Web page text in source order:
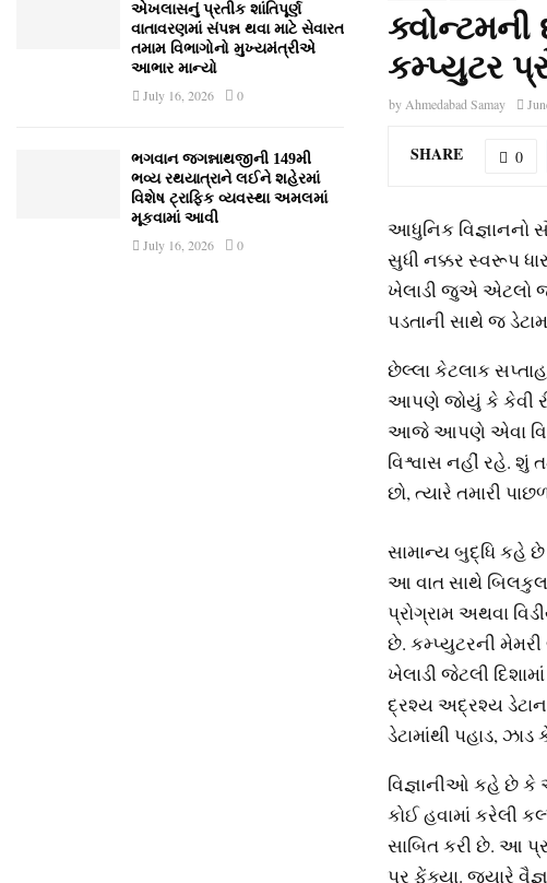
કમ્પ્યુટર
by Ahmedabad Samay
SHARE 0
આધુનિક વિજ્ઞાનનો
સુધી નક્કર સ્વરૂપ
ખેલાડી જુએ એટલો
પડતાની સાથે જ
છેલ્લા કેટલાક
આપણે જોયું કે કેવી
આજે આપણે એવા
વિશ્વાસ નહીં રહે. શું
છો, ત્યારે તમારી
સામાન્ય બુદ્ધિ કહે છે
આ વાત સાથે
પ્રોગ્રામ અથવા
છે. કમ્પ્યુટરની
ખેલાડી જેટલી
દ્રશ્ય અદ્રશ્ય
ડેટામાંથી પહાડ,
વિજ્ઞાનીઓ કહે છે
કોઈ હવામાં કરેલી
સાબિત કરી છે. આ
પર ફેંક્યા. જ્યારે
એખલાસનું પ્રતીક શાંતિપૂર્ણ
વાતાવરણમાં સંપન્ન થવા માટે સેવારત
તમામ વિભાગોનો મુખ્યમંત્રીએ
આભાર માન્યો
July 16, 2026 0
ભગવાન જગન્નાથજીની 149મી
ભવ્ય રથયાત્રાને લઈને શહેરમાં
વિશેષ ટ્રાફિક વ્યવસ્થા અમલમાં
મૂકવામાં આવી
July 16, 2026 0